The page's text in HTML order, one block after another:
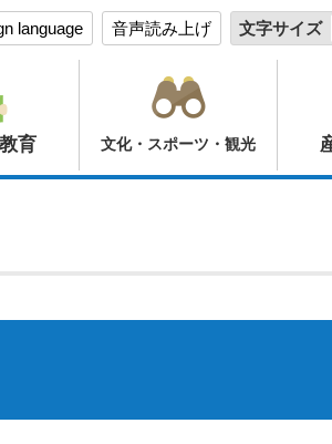
language 音声読み上げ 文字サイズ
育 文化・スポーツ・観光